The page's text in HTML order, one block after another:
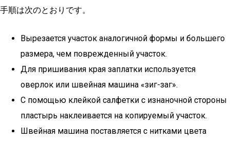
手順は次のとおりです。
Вырезается участок аналогичной формы и большего
размера, чем поврежденный участок.
Для пришивания края заплатки используется
оверлок или швейная машина «зиг-заг».
С помощью клейкой салфетки с изнаночной стороны
пластырь наклеивается на копируемый участок.
Швейная машина поставляется с нитками цвета